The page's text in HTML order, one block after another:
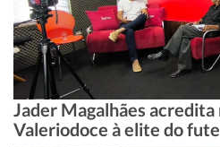
Jader Magalhães
Valeriodoce à elite do